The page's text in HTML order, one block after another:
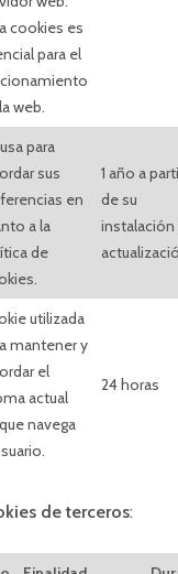
cookies es
para el
web.
para
sus
en
a la
de
1 año a
de su
utilizada
mantener y
el
actual
navega
24 horas
de terceros: